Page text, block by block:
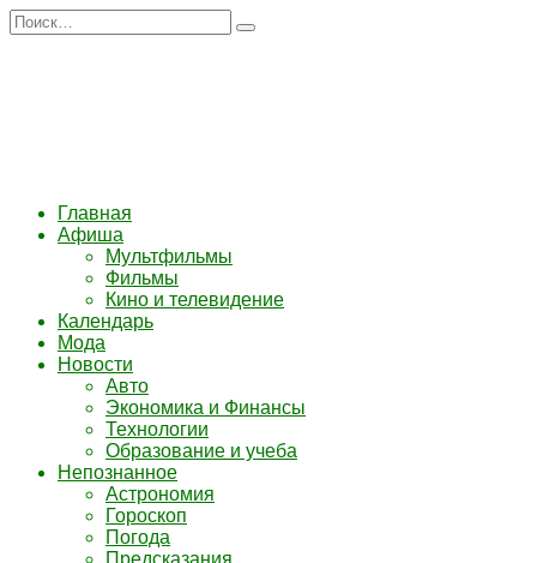
Перейти
к
Search
for:
Главная
Афиша
Мультфильмы
Фильмы
Кино и телевидение
Календарь
Мода
Новости
Авто
Экономика и Финансы
Технологии
Образование и учеба
Непознанное
Астрономия
Гороскоп
Погода
Предсказания